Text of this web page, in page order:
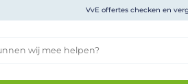
VvE offertes checken en